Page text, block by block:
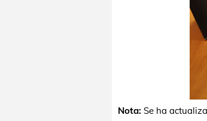
Nota: Se ha